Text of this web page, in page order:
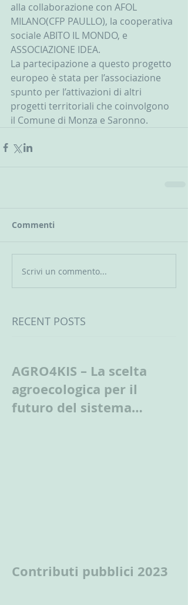
alla collaborazione con AFOL
MILANO(CFP PAULLO), la cooperativa
sociale ABITO IL MONDO, e
ASSOCIAZIONE IDEA.
La partecipazione a questo progetto
europeo è stata per l’associazione
spunto per l’attivazioni di altri
progetti territoriali che coinvolgono
il Comune di Monza e Saronno.
Commenti
Scrivi un commento...
RECENT POSTS
AGRO4KIS – La scelta
agroecologica per il
futuro del sistema
Contributi pubblici 2023